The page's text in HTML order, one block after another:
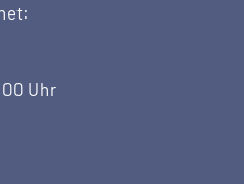
Uhr